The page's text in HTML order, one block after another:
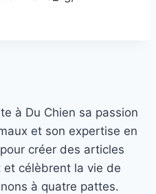
à Du Chien sa passion
et son expertise en
créer des articles
et célèbrent la vie de
à quatre pattes.